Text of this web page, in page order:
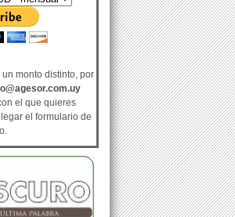
monto distinto, por
el que quieres
el formulario de